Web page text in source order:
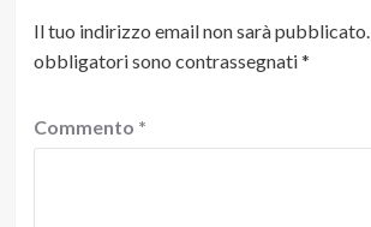
Il tuo indirizzo email non sarà pubblicato.
obbligatori sono contrassegnati*
Commento *